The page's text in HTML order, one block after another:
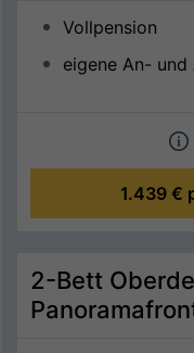
Vollpension
eigene An- und
1.439 €
2-Bett